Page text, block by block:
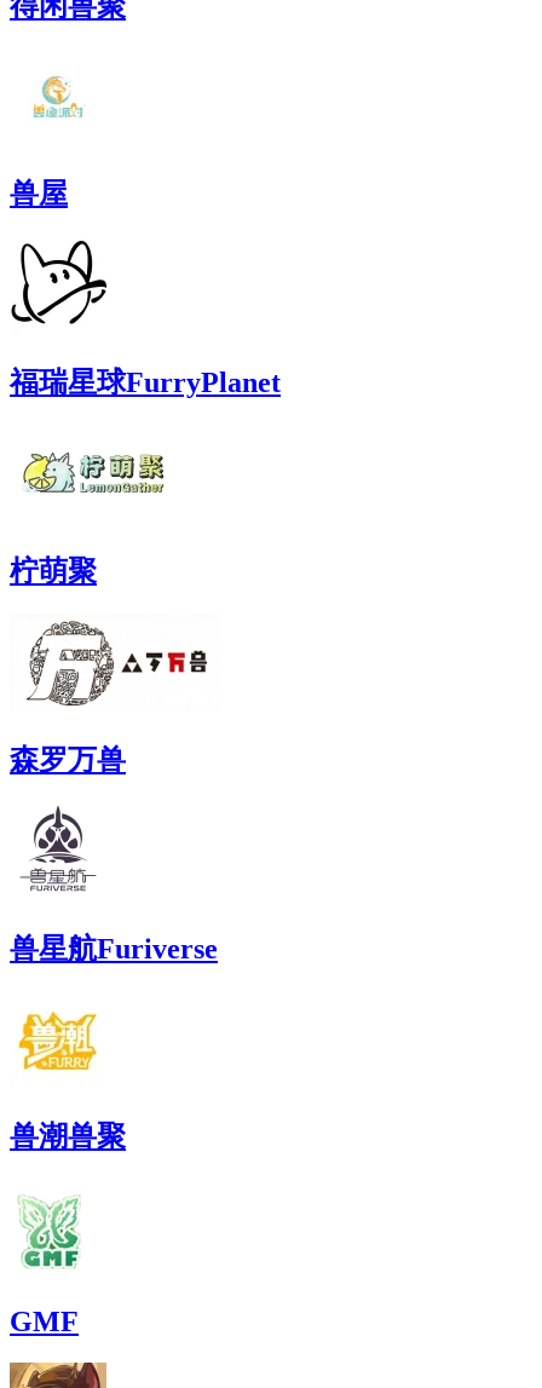
兽屋
福瑞星球FurryPlanet
柠萌聚
森罗万兽
兽星航Furiverse
兽潮兽聚
GMF